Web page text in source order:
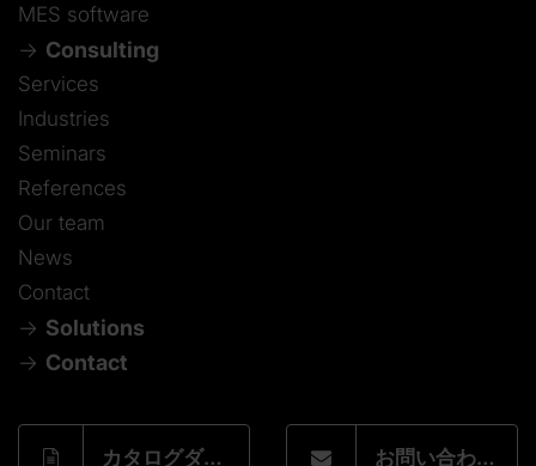
MES software
Consulting
Services
Industries
Seminars
References
Our team
News
Contact
Solutions
Contact
カタログダウンロードフォーム お問い合わせフォーム